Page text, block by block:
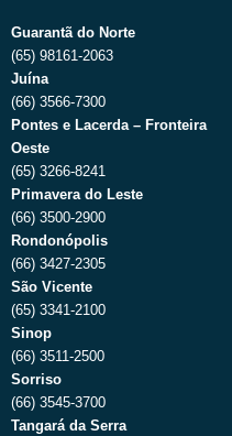
Guarantã do Norte
(65) 98161-2063
Juína
(66) 3566-7300
Pontes e Lacerda – Fronteira
Oeste
(65) 3266-8241
Primavera do Leste
(66) 3500-2900
Rondonópolis
(66) 3427-2305
São Vicente
(65) 3341-2100
Sinop
(66) 3511-2500
Sorriso
(66) 3545-3700
Tangará da Serra